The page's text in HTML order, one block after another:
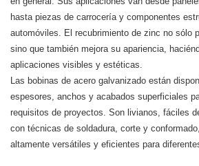
hasta piezas de carrocería y componentes
automóviles. El recubrimiento de zinc no sólo
sino que también mejora su apariencia,
aplicaciones visibles y estéticas.
Las bobinas de acero galvanizado están
espesores, anchos y acabados superficiales
requisitos de proyectos. Son livianos, fáciles
con técnicas de soldadura, corte y
altamente versátiles y eficientes para